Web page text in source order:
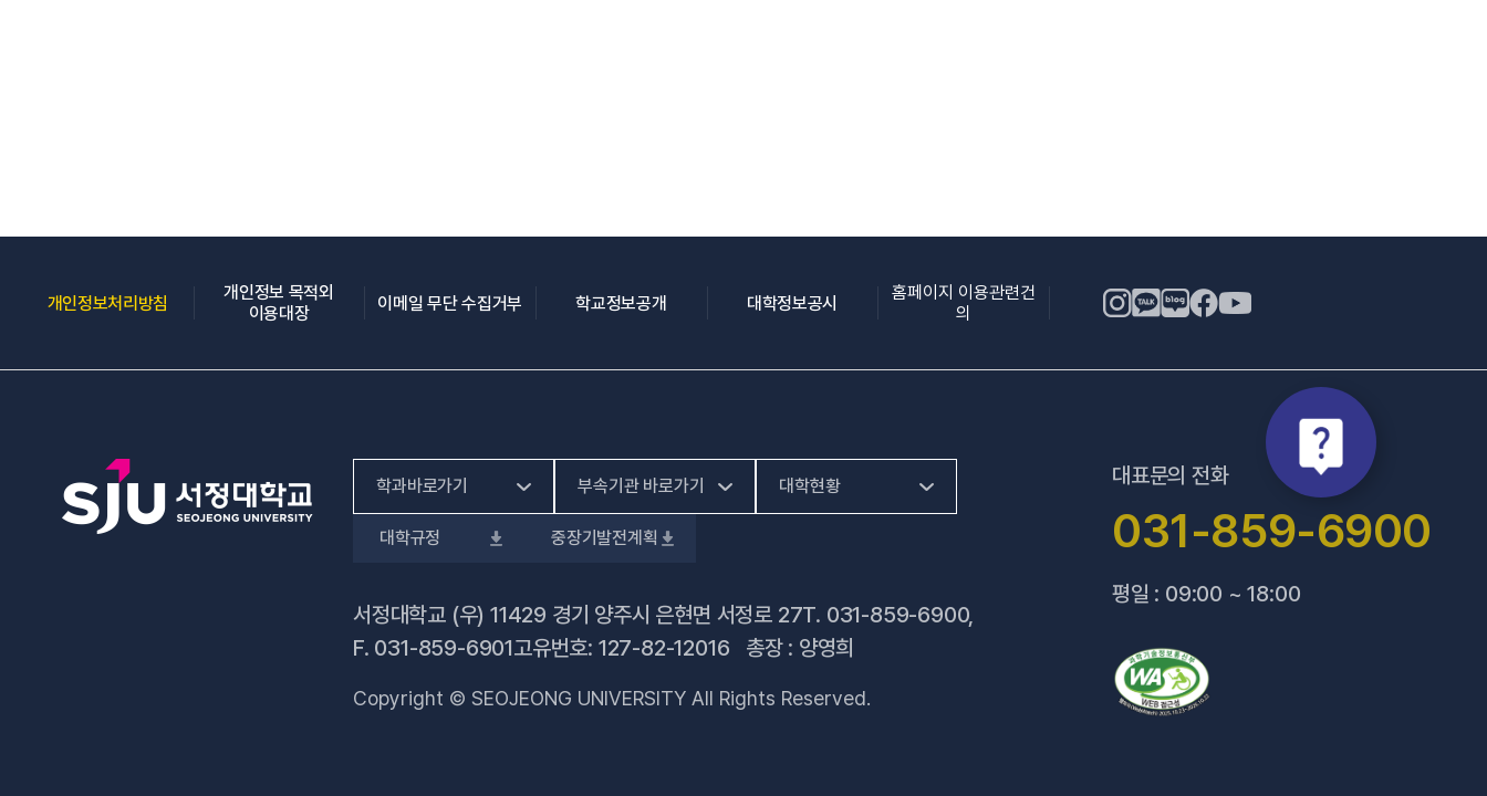
개인정보처리방침 (새 창 열림)개인정보 목적외
이용대장(새 창 열림)이메일 무단 수집거부(새 창 열림)학교정보공개(새 창 열림) 대학정보공시 (새 창 열림)홈페이지 이용관련건
의
학과바로가기
인문사회계열
공학계열
전문기술석사
부속기관 바로가기
HiVE센터(새 창 열림)
리지원센터 (새 창 열림)
대학현황
업무추진비 사용내역
법정위원회 회의록
대학규정 중장기발전계획
서정대학교 (우) 11429 경기 양주시 은현면 서정로 27T. 031-859-6900,
F. 031-859-6901고유번호: 127-82-12016 총장 : 양영희
Copyright © SEOJEONG UNIVERSITY All Rights Reserved.
대표문의 전화
031-859-6900
평일 : 09:00 ~ 18:00